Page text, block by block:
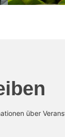
über